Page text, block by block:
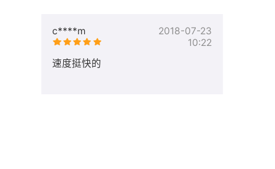
数据迁移（站点/数据库）：
c****m
2018-07-23
10:22
速度挺快的